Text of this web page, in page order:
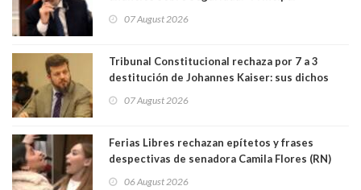
perseguir ruta del dinero y levantar secreto
07 August 2026
Tribunal Constitucional rechaza por 7 a 3
destitución de Johannes Kaiser: sus dichos
justicia constitucional porque no es diputado
07 August 2026
Ferias Libres rechazan epítetos y frases
despectivas de senadora Camila Flores (RN)
06 August 2026